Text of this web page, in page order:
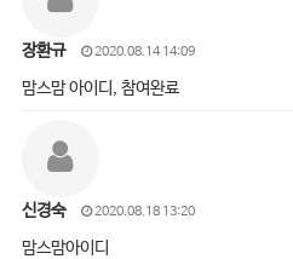
장환규 2020.08.14 14:09
맘스맘 아이디, 참여완료
신경숙 2020.08.18 13:20
맘스맘아이디